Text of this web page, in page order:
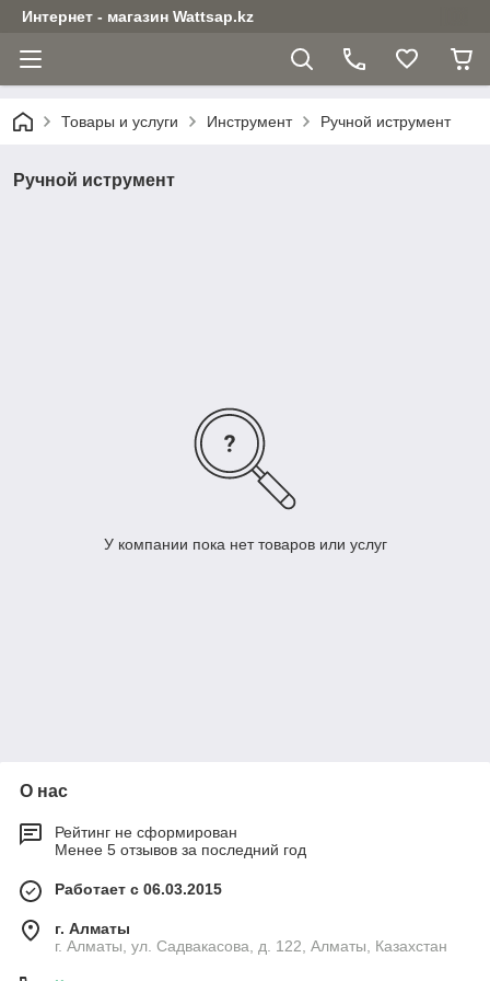
Интернет - магазин Wattsap.kz
Товары и услуги Инструмент Ручной иструмент
Ручной иструмент
У компании пока нет товаров или услуг
О нас
Рейтинг не сформирован
Менее 5 отзывов за последний год
Работает с 06.03.2015
г. Алматы
г. Алматы, ул. Садвакасова, д. 122, Алматы, Казахстан